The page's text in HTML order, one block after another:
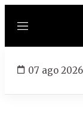
Menú
07 ago 2026